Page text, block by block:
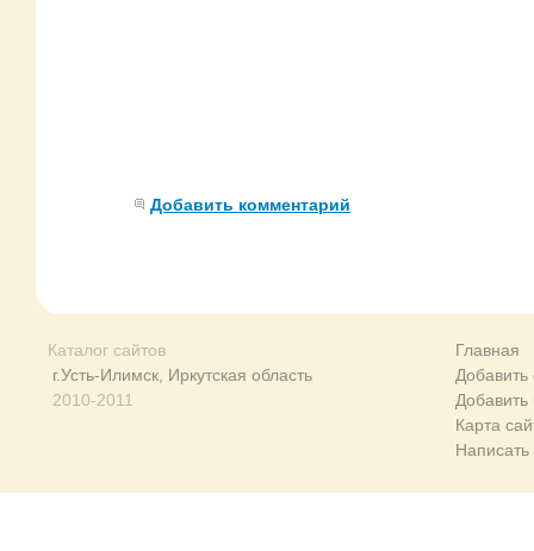
Добавить комментарий
Каталог сайтов
г.Усть-Илимск, Иркутская область
2010-2011
Главная
Добавить
Карта